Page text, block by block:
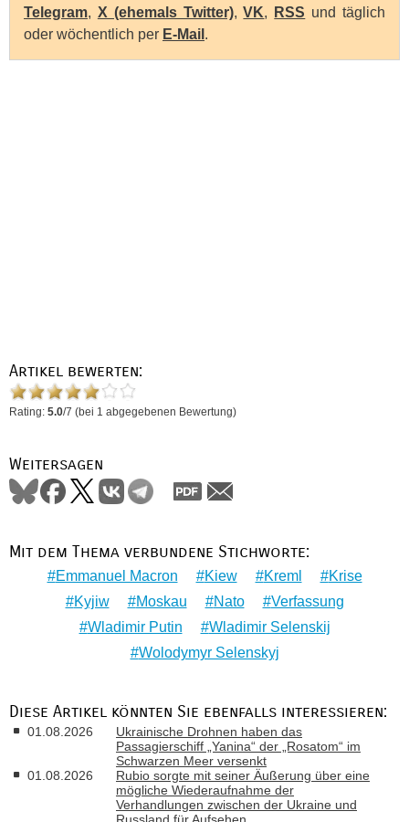
Telegram, X (ehemals Twitter),VK, RSS und täglich
oder wöchentlich per E-Mail .
Artikel bewerten:
Rating: 5.0/7 (bei 1 abgegebenen Bewertung)
Weitersagen
Mit dem Thema verbundene Stichworte:
Emmanuel Macron Kiew Kreml
Krise
Kyjiw
Moskau Nato
Verfassung
Wladimir Putin
Wladimir Selenskij
Wolodymyr Selenskyj
Diese Artikel könnten Sie ebenfalls interessieren:
01.08.2026
Ukrainische Drohnen haben das
Passagierschiff „Yanina“ der „Rosatom“ im
Schwarzen Meer versenkt
01.08.2026
Rubio sorgte mit seiner Äußerung über eine
mögliche Wiederaufnahme der
Verhandlungen zwischen der Ukraine und
Russland für Aufsehen